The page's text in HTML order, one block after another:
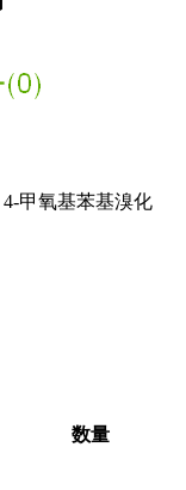
4-甲氧基苯基溴化
数量